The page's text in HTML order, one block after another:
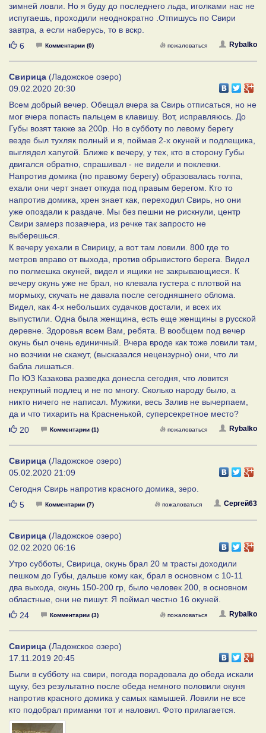
зимней ловли. Но я буду до последнего льда, иголками нас не
испугаешь, проходили неоднократно .Отпишусь по Свири
завтра, а если наберусь, то в вскр.
Нравится
6 Комментарии (0) Rybalko
пожаловаться
Свирица (Ладожское озеро)
09.02.2020 20:30
Всем добрый вечер. Обещал вчера за Свирь отписаться, но не
мог вчера попасть пальцем в клавишу. Вот, исправляюсь. До
Губы возят также за 200р. Но в субботу по левому берегу
везде был тухляк полный и я, поймав 2-х окуней и подлещика,
выглядел хапугой. Ближе к вечеру, у тех, кто в сторону Губы
двигался обратно, спрашивал - не видели и поклевки.
Напротив домика (по правому берегу) образовалась толпа,
ехали они черт знает откуда под правым берегом. Кто то
напротив домика, хрен знает как, переходил Свирь, но они
уже опоздали к раздаче. Мы без пешни не рискнули, центр
Свири замерз позавчера, из речке так запросто не
выберешься.
К вечеру уехали в Свирицу, а вот там ловили. 800 где то
метров вправо от выхода, против обрывистого берега. Видел
по полмешка окуней, видел и ящики не закрывающиеся. К
вечеру окунь уже не брал, но клевала густера с плотвой на
мормыху, скучать не давала после сегодняшнего облома.
Видел, как 4-х небольших судачков достали, и всех их
выпустили. Одна была женщина, есть еще женщины в русской
деревне. Здоровья всем Вам, ребята. В вообщем под вечер
окунь был очень единичный. Вчера вроде как тоже ловили там,
но возчики не скажут, (высказался нецензурно) они, что ли
бабла лишаться.
По ЮЗ Казакова разведка донесла сегодня, что ловится
некрупный подлец и не по многу. Сколько народу было, а
никто ничего не написал. Мужики, весь Залив не вычерпаем,
да и что тихарить на Красненькой, суперсекретное место?
Нравится
20 Комментарии (1) Rybalko
пожаловаться
Свирица (Ладожское озеро)
05.02.2020 21:09
Сегодня Свирь напротив красного домика, зеро.
Нравится
5 Комментарии (7) Сергей63
пожаловаться
Свирица (Ладожское озеро)
02.02.2020 06:16
Утро субботы, Свирица, окунь брал 20 м трасты доходили
пешком до Губы, дальше кому как, брал в основном с 10-11
два выхода, окунь 150-200 гр, было человек 200, в основном
областные, они не пишут. Я поймал честно 16 окуней.
Нравится
24 Комментарии (3) Rybalko
пожаловаться
Свирица (Ладожское озеро)
17.11.2019 20:45
Были в субботу на свири, погода порадовала до обеда искали
щуку, без результатно после обеда немного половили окуня
напротив красного домика у самых камышей. Ловили не все
кто подобрал приманки тот и наловил. Фото прилагается.